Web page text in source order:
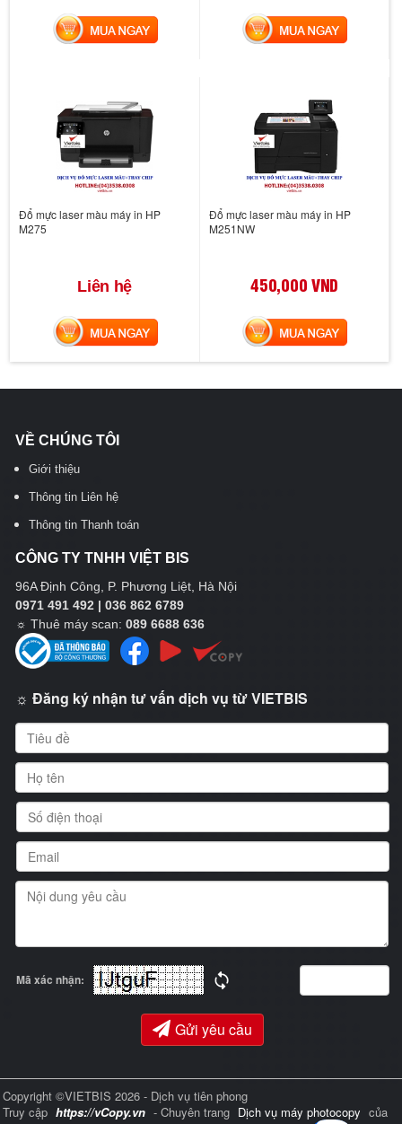
MUA NGAY MUA NGAY
Đổ mực laser màu máy in HP
M275
Liên hệ
MUA NGAY
Đổ mực laser màu máy in HP
M251NW
450,000 VND
MUA NGAY
VỀ CHÚNG TÔI
Giới thiệu
Thông tin Liên hệ
Thông tin Thanh toán
CÔNG TY TNHH VIỆT BIS
96A Định Công, P. Phương Liệt, Hà Nội
0971 491 492 | 036 862 6789
☼ Thuê máy scan: 089 6688 636
☼ Đăng ký nhận tư vấn dịch vụ từ VIETBIS
Mã xác nhận:
Gửi yêu cầu
Copyright ©VIETBIS 2026 - Dịch vụ tiên phong
Truy cập https://vCopy.vn - Chuyên trang Dịch vụ máy photocopy của